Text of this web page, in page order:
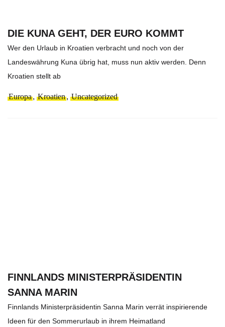
DIE KUNA GEHT, DER EURO KOMMT
Wer den Urlaub in Kroatien verbracht und noch von der
Landeswährung Kuna übrig hat, muss nun aktiv werden. Denn
Kroatien stellt ab
Europa, Kroatien, Uncategorized
FINNLANDS MINISTERPRÄSIDENTIN
SANNA MARIN
Finnlands Ministerpräsidentin Sanna Marin verrät inspirierende
Ideen für den Sommerurlaub in ihrem Heimatland